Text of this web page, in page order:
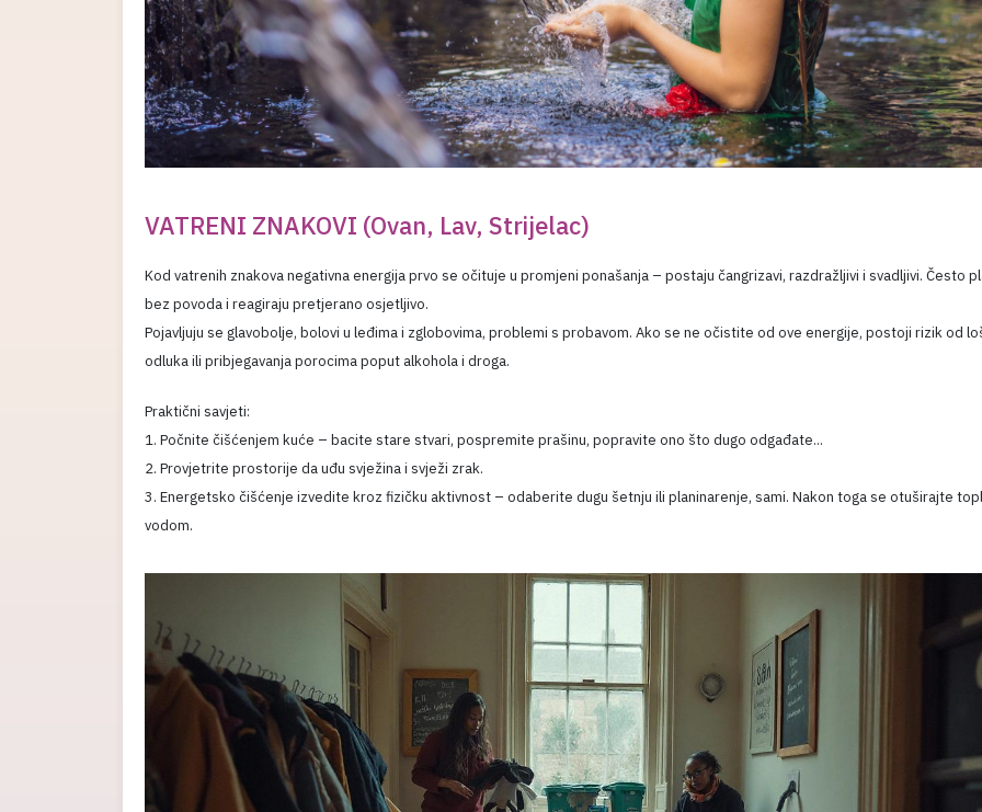
VATRENI ZNAKOVI (Ovan, Lav, Strijelac)
Kod vatrenih znakova negativna energija prvo se očituje u promjeni ponašanja – postaju čangrizavi, razdražljivi i svadljivi. Često
bez povoda i reagiraju pretjerano osjetljivo.
Pojavljuju se glavobolje, bolovi u leđima i zglobovima, problemi s probavom. Ako se ne očistite od ove energije, postoji rizik od
odluka ili pribjegavanja porocima poput alkohola i droga.
Praktični savjeti:
1. Počnite čišćenjem kuće – bacite stare stvari, pospremite prašinu, popravite ono što dugo odgađate...
2. Provjetrite prostorije da uđu svježina i svježi zrak.
3. Energetsko čišćenje izvedite kroz fizičku aktivnost – odaberite dugu šetnju ili planinarenje, sami. Nakon toga se otuširajte
vodom.